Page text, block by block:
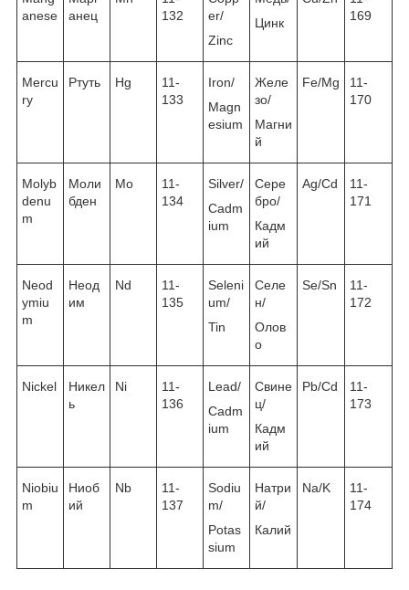
anese
анец
132
er/
Zinc
Цинк
169
Mercu
ry
Ртуть Hg
11-
133
Iron/
Magn
esium
Желе
зо/
Магни
й
Fe/Mg
11-
170
Molyb
denu
m
Моли
бден
Mo
11-
134
Silver/
Cadm
ium
Сере
бро/
Кадм
ий
Ag/Cd
11-
171
Neod
ymiu
m
Неод
им
Nd
11-
135
Seleni
um/
Tin
Селе
н/
Олов
о
Se/Sn
11-
172
Nickel
Никел
ь
Ni
11-
136
Lead/
Cadm
ium
Свине
ц/
Кадм
ий
Pb/Cd
11-
173
Niobiu
m
Ниоб
ий
Nb
11-
137
Sodiu
m/
Potas
sium
Натри
й/
Калий
Na/K
11-
174